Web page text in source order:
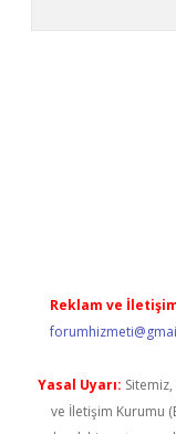
Reklam ve
Yasal Uyarı:
ve İletişim Kurumu